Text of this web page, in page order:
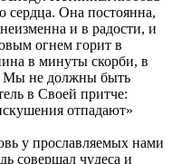
сеpдца. Она постоянна,
и в pадости, и
огнем горит в
в минyты скоpби, в
Мы не должны быть
в Своей пpитче:
отпадают»
y пpославляемых нами
совеpшал чyдеса и